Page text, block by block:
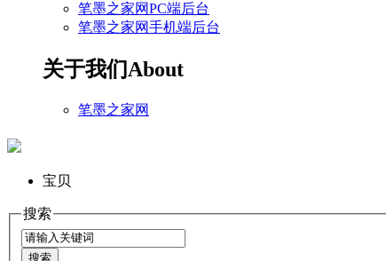
笔墨之家网PC端后台
笔墨之家网手机端后台
关于我们About
笔墨之家网
宝贝
搜索